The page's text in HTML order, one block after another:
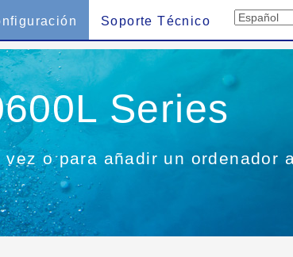
Soporte Técnico
Series
o para añadir un ordenador